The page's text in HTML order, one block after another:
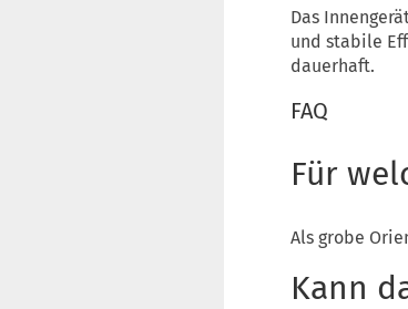
Das
und stabile
dauerhaft.
FAQ
Für
Als grobe
Kann